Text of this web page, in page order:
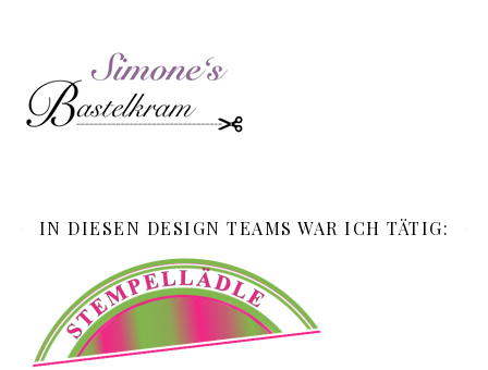
IN DIESEN DESIGN TEAMS WAR ICH TÄTIG: